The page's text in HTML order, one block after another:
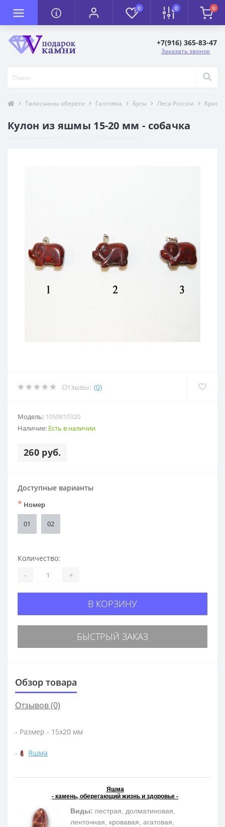
0 0 0
+7(916) 365-83-47
Заказать звонок
Талисманы обереги Галтовка Бусы Леса России
Кулон из яшмы 15-20 мм - собачка
Отзывы: (0)
Модель: 1050810320
Наличие: Есть в наличии
260 руб.
Доступные варианты
* Номер
01 02
Количество:
- +
В КОРЗИНУ
БЫСТРЫЙ ЗАКАЗ
Обзор товара
Отзывов (0)
- Размер - 15х20 мм
- Яшма
Яшма
- камень, оберегающий жизнь и здоровье -
Виды: пестрая, долматиновая,
ленточная, кровавая, агатовая,